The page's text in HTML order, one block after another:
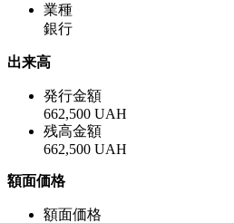
業種
銀行
出来高
発行金額
662,500 UAH
残高金額
662,500 UAH
額面価格
額面価格